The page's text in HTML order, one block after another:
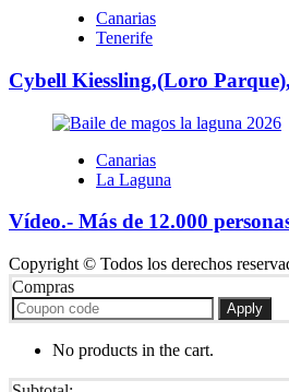
Canarias
Tenerife
Cybell Kiessling,(Loro
Canarias
La Laguna
Vídeo.- Más de 12.000
Copyright © Todos los derechos
Compras
Apply
No products in the cart.